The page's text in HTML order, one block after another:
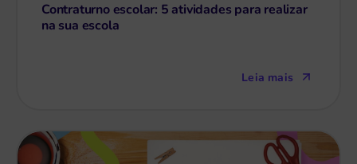
Contraturno escolar: 5 atividades para realizar
na sua escola
Leia mais